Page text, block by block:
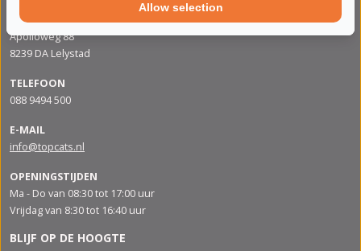
ADRES
Apolloweg 88
8239 DA Lelystad
TELEFOON
088 9494 500
E-MAIL
info@topcats.nl
OPENINGSTIJDEN
Ma - Do van 08:30 tot 17:00 uur
Vrijdag van 8:30 tot 16:40 uur
BLIJF OP DE HOOGTE
Allow selection